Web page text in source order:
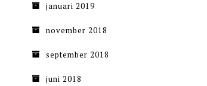
januari 2019
november 2018
september 2018
juni 2018